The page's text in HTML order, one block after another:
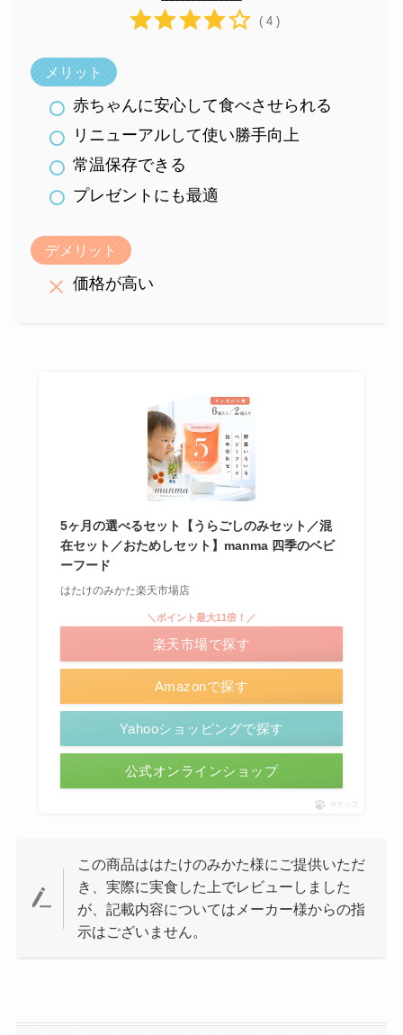
( 4 )
メリット
赤ちゃんに安心して食べさせられる
リニューアルして使い勝手向上
常温保存できる
プレゼントにも最適
デメリット
価格が高い
5ヶ月の選べるセット【うらごしのみセット／混
在セット／おためしセット】manma 四季のベビ
ーフード
はたけのみかた楽天市場店
Amazonで探す
＼ポイント最大11倍！／
楽天市場で探す
Yahooショッピングで探す
公式オンラインショップ
ポチップ
この商品ははたけのみかた様にご提供いただ
き、実際に実食した上でレビューしました
が、記載内容についてはメーカー様からの指
示はございません。